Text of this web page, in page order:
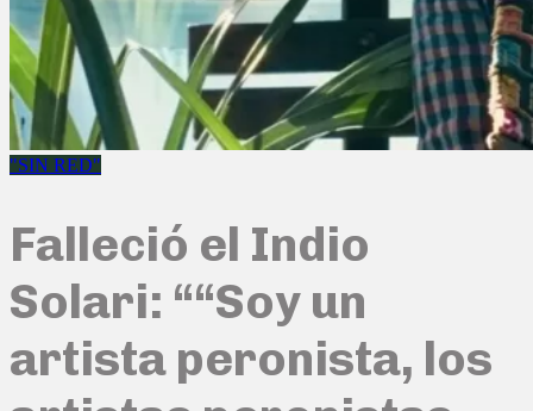
"SIN RED"
Falleció el Indio
Solari: ““Soy un
artista peronista, los